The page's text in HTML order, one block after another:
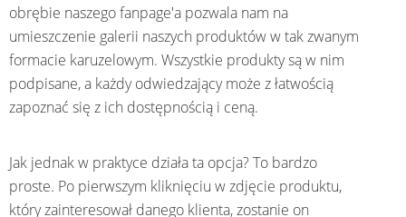
obrębie naszego fanpage'a pozwala nam na
umieszczenie galerii naszych produktów w tak zwanym
formacie karuzelowym. Wszystkie produkty są w nim
podpisane, a każdy odwiedzający może z łatwością
zapoznać się z ich dostępnością i ceną.
Jak jednak w praktyce działa ta opcja? To bardzo
proste. Po pierwszym kliknięciu w zdjęcie produktu,
który zainteresował danego klienta, zostanie on